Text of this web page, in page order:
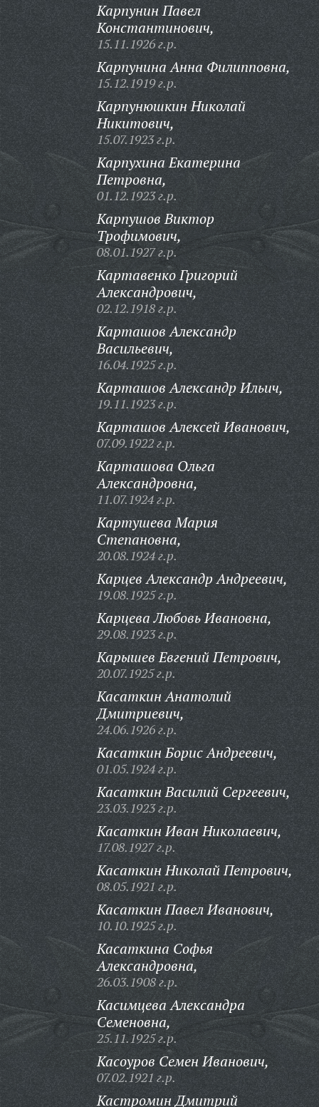
Карпунин Павел
Константинович,
15.11.1926 г.р.
Карпунина Анна Филипповна,
15.12.1919 г.р.
Карпунюшкин Николай
Никитович,
15.07.1923 г.р.
Карпухина Екатерина
Петровна,
01.12.1923 г.р.
Карпушов Виктор
Трофимович,
08.01.1927 г.р.
Картавенко Григорий
Александрович,
02.12.1918 г.р.
Карташов Александр
Васильевич,
16.04.1925 г.р.
Карташов Александр Ильич,
19.11.1923 г.р.
Карташов Алексей Иванович,
07.09.1922 г.р.
Карташова Ольга
Александровна,
11.07.1924 г.р.
Картушева Мария
Степановна,
20.08.1924 г.р.
Карцев Александр Андреевич,
19.08.1925 г.р.
Карцева Любовь Ивановна,
29.08.1923 г.р.
Карышев Евгений Петрович,
20.07.1925 г.р.
Касаткин Анатолий
Дмитриевич,
24.06.1926 г.р.
Касаткин Борис Андреевич,
01.05.1924 г.р.
Касаткин Василий Сергеевич,
23.03.1923 г.р.
Касаткин Иван Николаевич,
17.08.1927 г.р.
Касаткин Николай Петрович,
08.05.1921 г.р.
Касаткин Павел Иванович,
10.10.1925 г.р.
Касаткина Софья
Александровна,
26.03.1908 г.р.
Касимцева Александра
Семеновна,
25.11.1925 г.р.
Касоуров Семен Иванович,
07.02.1921 г.р.
Кастромин Дмитрий